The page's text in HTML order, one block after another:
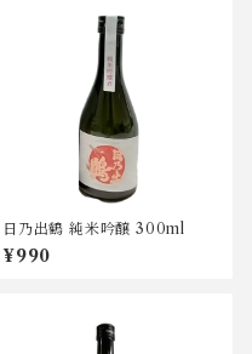
日乃出鶴 純米吟醸 300ml
¥990